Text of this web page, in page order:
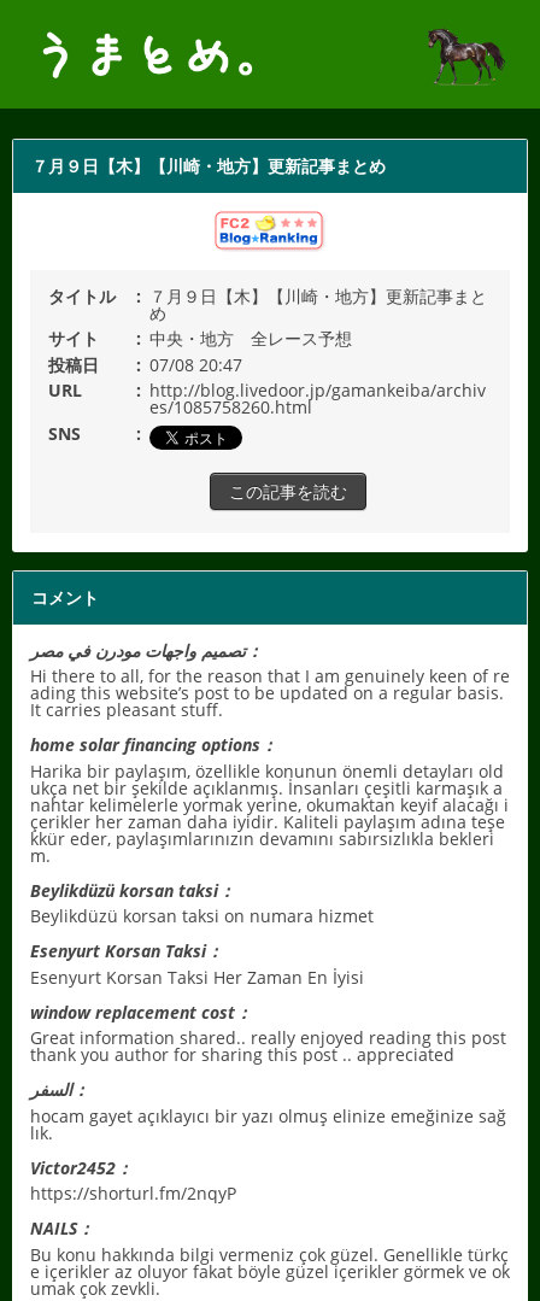
７月９日【木】【川崎・地方】更新記事まとめ
タイトル ７月９日【木】【川崎・地方】更新記事まと
め
サイト
中央・地方 全レース予想
投稿日
07/08 20:47
URL
http://blog.livedoor.jp/gamankeiba/archiv
es/1085758260.html
SNS
この記事を読む
コメント
تصميم واجهات مودرن في مصر：
Hi there to all, for the reason that I am genuinely keen of re
ading this website’s post to be updated on a regular basis.
It carries pleasant stuff.
home solar financing options：
Harika bir paylaşım, özellikle konunun önemli detayları old
ukça net bir şekilde açıklanmış. İnsanları çeşitli karmaşık a
nahtar kelimelerle yormak yerine, okumaktan keyif alacağı i
çerikler her zaman daha iyidir. Kaliteli paylaşım adına teşe
kkür eder, paylaşımlarınızın devamını sabırsızlıkla bekleri
m.
Beylikdüzü korsan taksi：
Beylikdüzü korsan taksi on numara hizmet
Esenyurt Korsan Taksi：
Esenyurt Korsan Taksi Her Zaman En İyisi
window replacement cost：
Great information shared.. really enjoyed reading this post
thank you author for sharing this post .. appreciated
السفر：
hocam gayet açıklayıcı bir yazı olmuş elinize emeğinize sağ
lık.
Victor2452：
https://shorturl.fm/2nqyP
NAILS：
Bu konu hakkında bilgi vermeniz çok güzel. Genellikle türkç
e içerikler az oluyor fakat böyle güzel içerikler görmek ve ok
umak çok zevkli.